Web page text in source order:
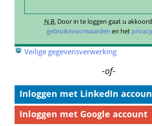
N.B. Door in te loggen gaat u
gebruiksvoorwaarden en het
Veilige gegevensverwerking
-of-
Inloggen met LinkedIn
Inloggen met Google account